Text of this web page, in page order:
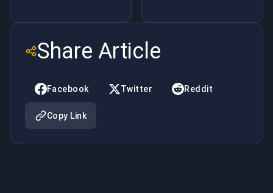
méchants?
Share Article
Facebook Twitter Reddit
Copy Link